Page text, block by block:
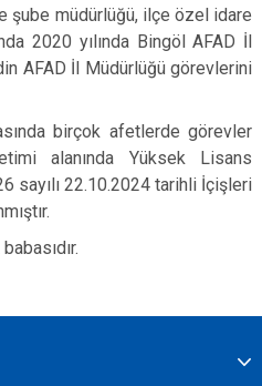
şube müdürlüğü, ilçe özel idare
2020 yılında Bingöl AFAD İl
AFAD İl Müdürlüğü görevlerini
birçok afetlerde görevler
alanında Yüksek Lisans
sayılı 22.10.2024 tarihli İçişleri